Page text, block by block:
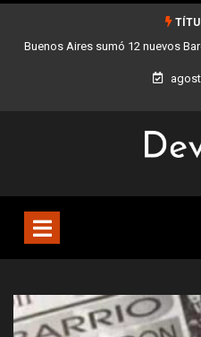
en toda la Los stands móviles